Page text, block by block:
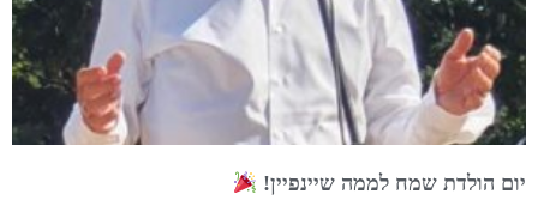
יום הולדת שמח לממה שיינפיין!